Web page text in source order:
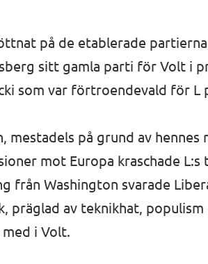
på de etablerade
sitt gamla parti för Volt i
som var förtroendevald för L
mestadels på grund av hennes
mot Europa kraschade
från Washington svarade
präglad av teknikhat, populism
med i Volt.